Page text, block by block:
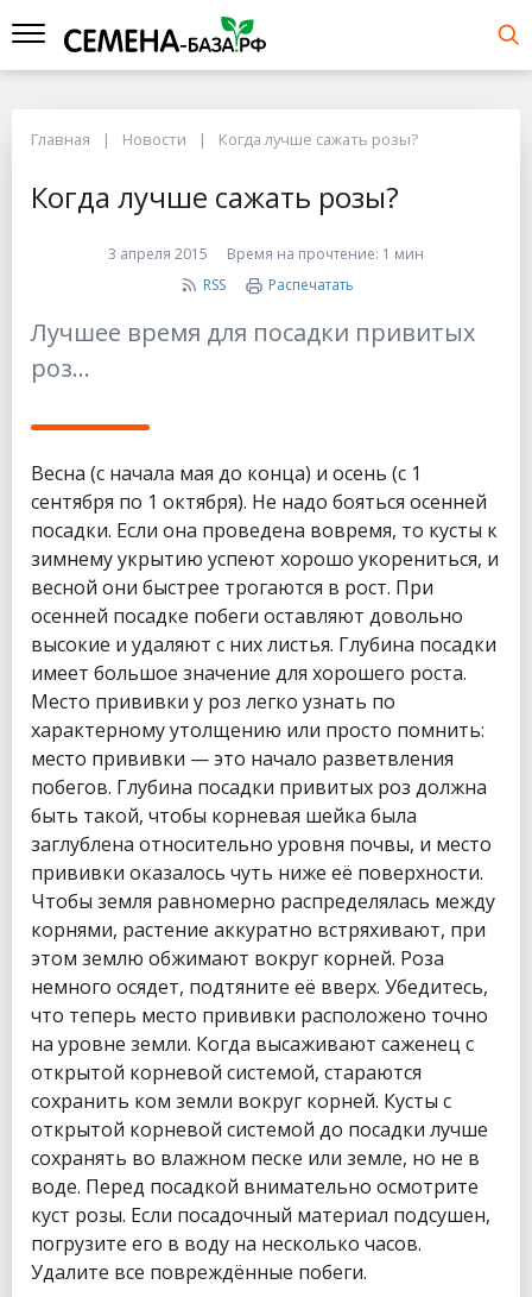
Главная Новости Когда лучше сажать розы?
Когда лучше сажать розы?
3 апреля 2015 Время на прочтение: 1 мин
RSS
Распечатать
Лучшее время для посадки привитых
роз...
Весна (с начала мая до конца) и осень (с 1
сентября по 1 октября). Не надо бояться осенней
посадки. Если она проведена вовремя, то кусты к
зимнему укрытию успеют хорошо укорениться, и
весной они быстрее трогаются в рост. При
осенней посадке побеги оставляют довольно
высокие и удаляют с них листья. Глубина посадки
имеет большое значение для хорошего роста.
Место прививки у роз легко узнать по
характерному утолщению или просто помнить:
место прививки — это начало разветвления
побегов. Глубина посадки привитых роз должна
быть такой, чтобы корневая шейка была
заглублена относительно уровня почвы, и место
прививки оказалось чуть ниже её поверхности.
Чтобы земля равномерно распределялась между
корнями, растение аккуратно встряхивают, при
этом землю обжимают вокруг корней. Роза
немного осядет, подтяните её вверх. Убедитесь,
что теперь место прививки расположено точно
на уровне земли. Когда высаживают саженец с
открытой корневой системой, стараются
сохранить ком земли вокруг корней. Кусты с
открытой корневой системой до посадки лучше
сохранять во влажном песке или земле, но не в
воде. Перед посадкой внимательно осмотрите
куст розы. Если посадочный материал подсушен,
погрузите его в воду на несколько часов.
Удалите все повреждённые побеги.